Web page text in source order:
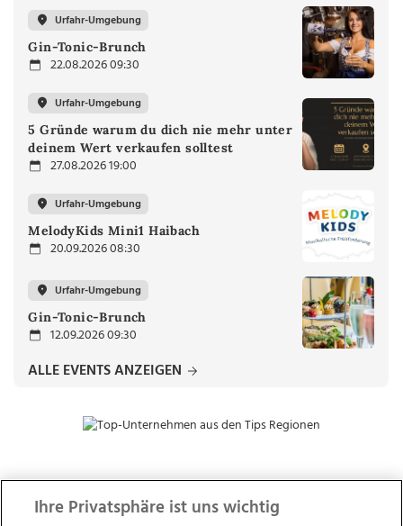
Urfahr-Umgebung
Gin-Tonic-Brunch
22.08.2026 09:30
Urfahr-Umgebung
5 Gründe warum du dich nie mehr unter
deinem Wert verkaufen solltest
27.08.2026 19:00
Urfahr-Umgebung
MelodyKids Mini1 Haibach
20.09.2026 08:30
Urfahr-Umgebung
Gin-Tonic-Brunch
12.09.2026 09:30
ALLE EVENTS ANZEIGEN
ZUR NACHRICHTENÜBERSICHT
Ihre Privatsphäre ist uns wichtig